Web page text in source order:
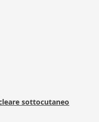
sottocutaneo